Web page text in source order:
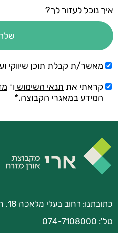
מאשר/ת קבלת תוכן שיווקי
קראתי את תנאי השימוש ו־
המידע במאגרי הקבוצה.*
כתובתנו: רחוב בעלי מלאכה 18, חיפה
טל': 074-7108000